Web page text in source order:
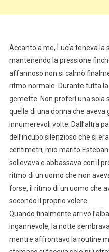
Accanto a me, Lucía teneva
mantenendo la pressione
affannoso non si calmò
ritmo normale. Durante tutta
gemette. Non proferì una sola
quella di una donna che
innumerevoli volte. Dall’altra
dell’incubo silenzioso che si
centimetri, mio marito
sollevava e abbassava con il
ritmo di un uomo che non
forse, il ritmo di un uomo che
secondo il proprio volere.
Quando finalmente arrivò
ingannevole, la notte
mentre affrontavo la routine